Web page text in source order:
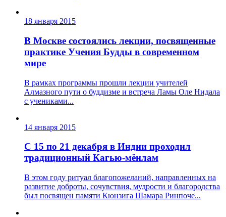
18 января 2015
В Москве состоялись лекции, посвященные
практике Учения Будды в современном
мире
В рамках программы прошли лекции учителей
Алмазного пути о буддизме и встреча Ламы Оле Нидала
с учениками...
14 января 2015
С 15 по 21 декабря в Индии проходил
традиционный Кагью-мёнлам
В этом году ритуал благопожеланий, направленных на
развитие доброты, сочувствия, мудрости и благородства
был посвящен памяти Кюнзига Шамара Ринпоче...